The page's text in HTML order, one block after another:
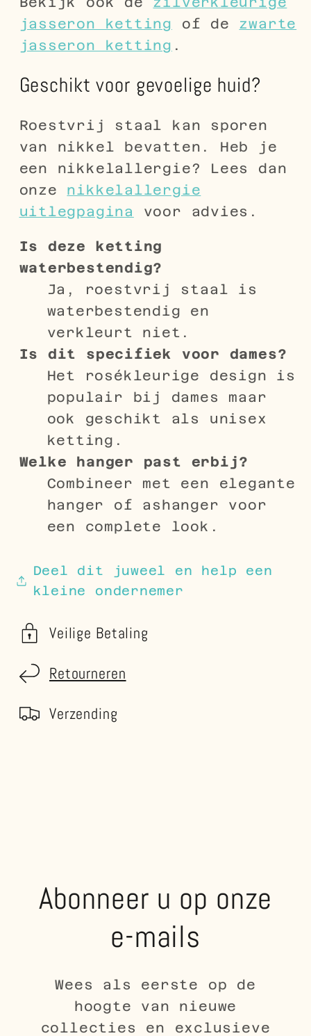
jasseron ketting of de zwarte
jasseron ketting .
Geschikt voor gevoelige huid?
Roestvrij staal kan sporen
van nikkel bevatten. Heb je
een nikkelallergie? Lees dan
onze nikkelallergie
uitlegpagina
voor advies.
Is deze ketting
waterbestendig?
Ja, roestvrij staal is
waterbestendig en
verkleurt niet.
Is dit specifiek voor dames?
Het rosékleurige design is
populair bij dames maar
ook geschikt als unisex
ketting.
Welke hanger past erbij?
Combineer met een elegante
hanger of ashanger voor
een complete look.
Deel dit juweel en help een
kleine ondernemer
Veilige Betaling
Retourneren
Verzending
Abonneer u op onze
e-mails
Wees als eerste op de
hoogte van nieuwe
collecties en exclusieve